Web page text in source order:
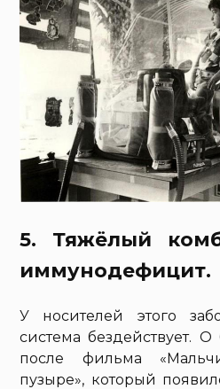
5. Тяжёлый
иммунодефицит.
У носителей этого
система бездействует.
после фильма
пузыре», который